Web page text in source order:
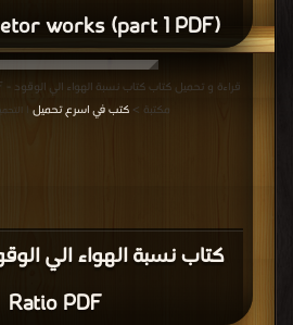
(How Carburetor works (part 1 PDF
Ratio PDF
مكتبة >كتب في اسرع تحميل |